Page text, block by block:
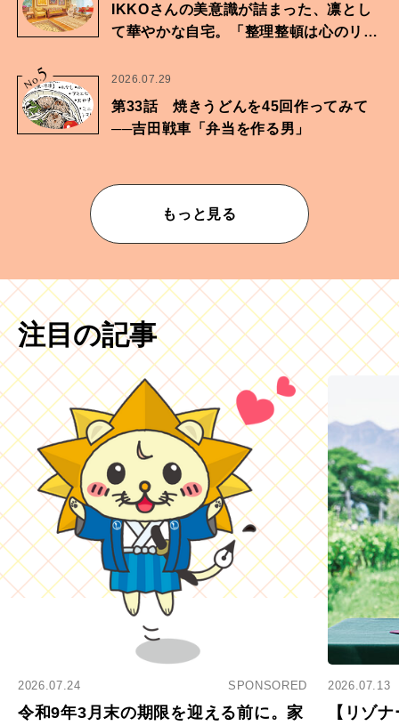
IKKOさんの美意識が詰まった、凛とし
て華やかな自宅。「整理整頓は心のリズ
No.
5 2026.07.29
第33話 焼きうどんを45回作ってみて
──吉田戦車「弁当を作る男」
もっと見る
注目の記事
2026.07.24 SPONSORED
令和9年3月末の期限を迎える前に。家
2026.07.13
【リゾ